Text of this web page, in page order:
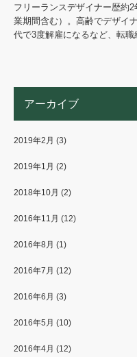
フリーランスデザイナー歴約
業期間含む）。高齢でデザイ
代で3度解雇になるなど、転職
アーカイブ
2019年2月 (3)
2019年1月 (2)
2018年10月 (2)
2016年11月 (12)
2016年8月 (1)
2016年7月 (12)
2016年6月 (3)
2016年5月 (10)
2016年4月 (12)